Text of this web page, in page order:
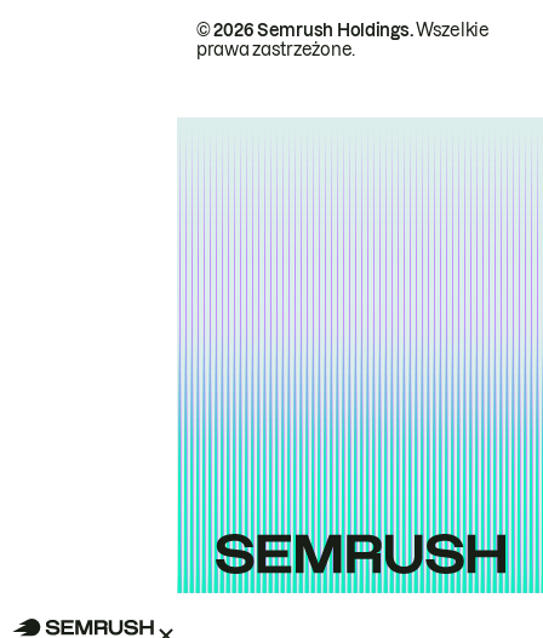
© 2026 Semrush Holdings.Wszelkie
prawa zastrzeżone.